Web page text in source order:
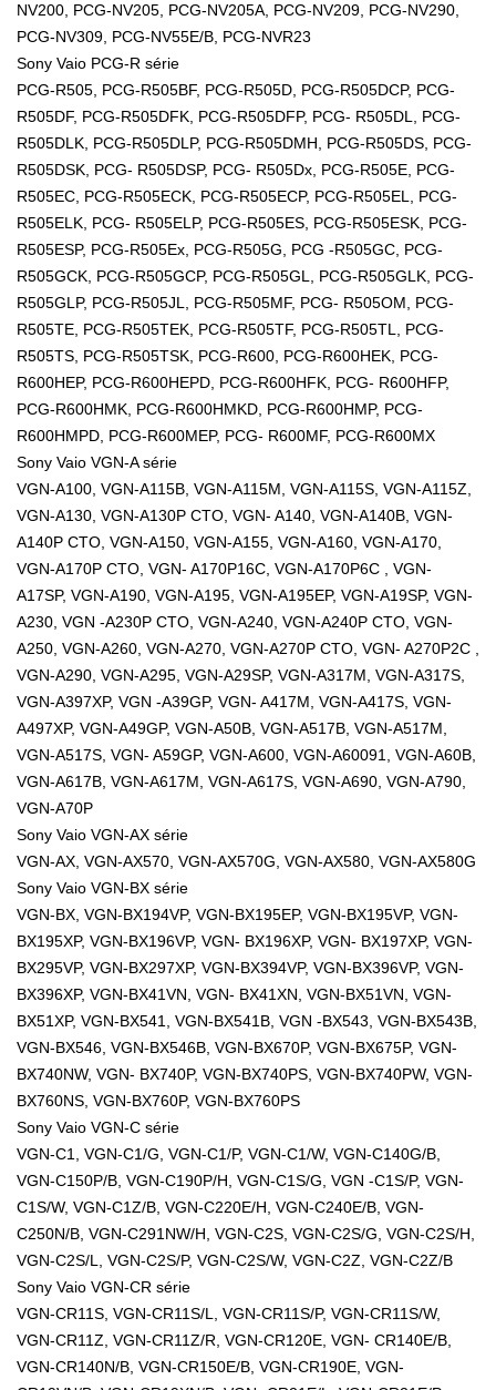
NV200, PCG-NV205, PCG-NV205A, PCG-NV209, PCG-NV290,
PCG-NV309, PCG-NV55E/B, PCG-NVR23
Sony Vaio PCG-R série
PCG-R505, PCG-R505BF, PCG-R505D, PCG-R505DCP, PCG-
R505DF, PCG-R505DFK, PCG-R505DFP, PCG- R505DL, PCG-
R505DLK, PCG-R505DLP, PCG-R505DMH, PCG-R505DS, PCG-
R505DSK, PCG- R505DSP, PCG- R505Dx, PCG-R505E, PCG-
R505EC, PCG-R505ECK, PCG-R505ECP, PCG-R505EL, PCG-
R505ELK, PCG- R505ELP, PCG-R505ES, PCG-R505ESK, PCG-
R505ESP, PCG-R505Ex, PCG-R505G, PCG -R505GC, PCG-
R505GCK, PCG-R505GCP, PCG-R505GL, PCG-R505GLK, PCG-
R505GLP, PCG-R505JL, PCG-R505MF, PCG- R505OM, PCG-
R505TE, PCG-R505TEK, PCG-R505TF, PCG-R505TL, PCG-
R505TS, PCG-R505TSK, PCG-R600, PCG-R600HEK, PCG-
R600HEP, PCG-R600HEPD, PCG-R600HFK, PCG- R600HFP,
PCG-R600HMK, PCG-R600HMKD, PCG-R600HMP, PCG-
R600HMPD, PCG-R600MEP, PCG- R600MF, PCG-R600MX
Sony Vaio VGN-A série
VGN-A100, VGN-A115B, VGN-A115M, VGN-A115S, VGN-A115Z,
VGN-A130, VGN-A130P CTO, VGN- A140, VGN-A140B, VGN-
A140P CTO, VGN-A150, VGN-A155, VGN-A160, VGN-A170,
VGN-A170P CTO, VGN- A170P16C, VGN-A170P6C , VGN-
A17SP, VGN-A190, VGN-A195, VGN-A195EP, VGN-A19SP, VGN-
A230, VGN -A230P CTO, VGN-A240, VGN-A240P CTO, VGN-
A250, VGN-A260, VGN-A270, VGN-A270P CTO, VGN- A270P2C ,
VGN-A290, VGN-A295, VGN-A29SP, VGN-A317M, VGN-A317S,
VGN-A397XP, VGN -A39GP, VGN- A417M, VGN-A417S, VGN-
A497XP, VGN-A49GP, VGN-A50B, VGN-A517B, VGN-A517M,
VGN-A517S, VGN- A59GP, VGN-A600, VGN-A60091, VGN-A60B,
VGN-A617B, VGN-A617M, VGN-A617S, VGN-A690, VGN-A790,
VGN-A70P
Sony Vaio VGN-AX série
VGN-AX, VGN-AX570, VGN-AX570G, VGN-AX580, VGN-AX580G
Sony Vaio VGN-BX série
VGN-BX, VGN-BX194VP, VGN-BX195EP, VGN-BX195VP, VGN-
BX195XP, VGN-BX196VP, VGN- BX196XP, VGN- BX197XP, VGN-
BX295VP, VGN-BX297XP, VGN-BX394VP, VGN-BX396VP, VGN-
BX396XP, VGN-BX41VN, VGN- BX41XN, VGN-BX51VN, VGN-
BX51XP, VGN-BX541, VGN-BX541B, VGN -BX543, VGN-BX543B,
VGN-BX546, VGN-BX546B, VGN-BX670P, VGN-BX675P, VGN-
BX740NW, VGN- BX740P, VGN-BX740PS, VGN-BX740PW, VGN-
BX760NS, VGN-BX760P, VGN-BX760PS
Sony Vaio VGN-C série
VGN-C1, VGN-C1/G, VGN-C1/P, VGN-C1/W, VGN-C140G/B,
VGN-C150P/B, VGN-C190P/H, VGN-C1S/G, VGN -C1S/P, VGN-
C1S/W, VGN-C1Z/B, VGN-C220E/H, VGN-C240E/B, VGN-
C250N/B, VGN-C291NW/H, VGN-C2S, VGN-C2S/G, VGN-C2S/H,
VGN-C2S/L, VGN-C2S/P, VGN-C2S/W, VGN-C2Z, VGN-C2Z/B
Sony Vaio VGN-CR série
VGN-CR11S, VGN-CR11S/L, VGN-CR11S/P, VGN-CR11S/W,
VGN-CR11Z, VGN-CR11Z/R, VGN-CR120E, VGN- CR140E/B,
VGN-CR140N/B, VGN-CR150E/B, VGN-CR190E, VGN-